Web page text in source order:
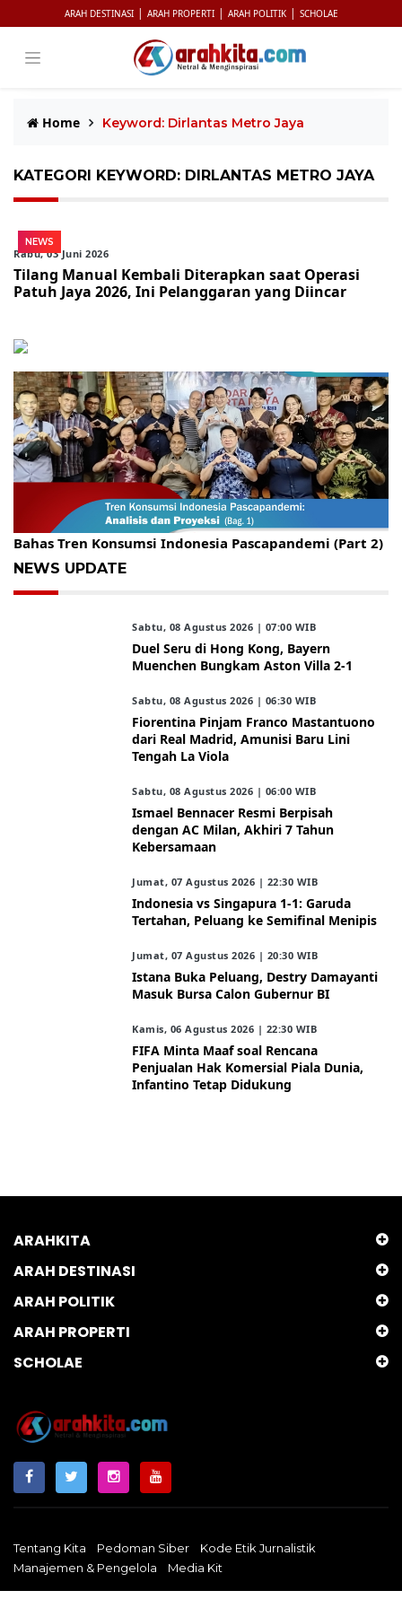
ARAH DESTINASI | ARAH PROPERTI | ARAH POLITIK | SCHOLAE
Home Keyword: Dirlantas Metro Jaya
KATEGORI KEYWORD: DIRLANTAS METRO JAYA
NEWS
Rabu, 03 Juni 2026
Tilang Manual Kembali Diterapkan saat Operasi
Patuh Jaya 2026, Ini Pelanggaran yang Diincar
Gelar Kopdar, KBC Jakarta Raya Hadirkan Pakar Ritel
Bahas Tren Konsumsi Indonesia Pascapandemi (Part 2)
NEWS UPDATE
Sabtu, 08 Agustus 2026 | 07:00 WIB
Duel Seru di Hong Kong, Bayern
Muenchen Bungkam Aston Villa 2-1
Sabtu, 08 Agustus 2026 | 06:30 WIB
Fiorentina Pinjam Franco Mastantuono
dari Real Madrid, Amunisi Baru Lini
Tengah La Viola
Sabtu, 08 Agustus 2026 | 06:00 WIB
Ismael Bennacer Resmi Berpisah
dengan AC Milan, Akhiri 7 Tahun
Kebersamaan
Jumat, 07 Agustus 2026 | 22:30 WIB
Indonesia vs Singapura 1-1: Garuda
Tertahan, Peluang ke Semifinal Menipis
Jumat, 07 Agustus 2026 | 20:30 WIB
Istana Buka Peluang, Destry Damayanti
Masuk Bursa Calon Gubernur BI
Kamis, 06 Agustus 2026 | 22:30 WIB
FIFA Minta Maaf soal Rencana
Penjualan Hak Komersial Piala Dunia,
Infantino Tetap Didukung
ARAHKITA
ARAH DESTINASI
ARAH POLITIK
ARAH PROPERTI
SCHOLAE
Tentang Kita Pedoman Siber
Kode Etik Jurnalistik
Manajemen & Pengelola
Media Kit